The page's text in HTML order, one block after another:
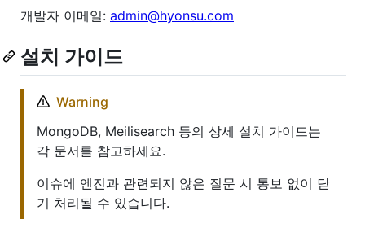
개발자 이메일: admin@hyonsu.com
설치 가이드
Warning
MongoDB, Meilisearch 등의 상세 설치 가이드는
각 문서를 참고하세요.
이슈에 엔진과 관련되지 않은 질문 시 통보 없이 닫
기 처리될 수 있습니다.